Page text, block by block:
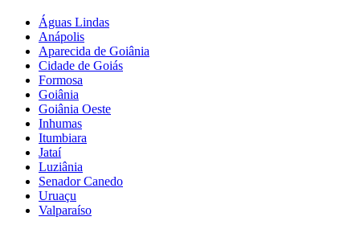
Águas Lindas
Anápolis
Aparecida de Goiânia
Cidade de Goiás
Formosa
Goiânia
Goiânia Oeste
Inhumas
Itumbiara
Jataí
Luziânia
Senador Canedo
Uruaçu
Valparaíso